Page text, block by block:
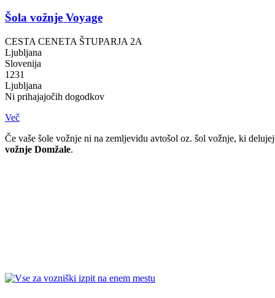
Šola vožnje Voyage
CESTA CENETA ŠTUPARJA 2A
Ljubljana
Slovenija
1231
Ljubljana
Ni prihajajočih dogodkov
Več
Če vaše šole vožnje ni na zemljevidu avtošol oz. šol vožnje, ki
vožnje Domžale.